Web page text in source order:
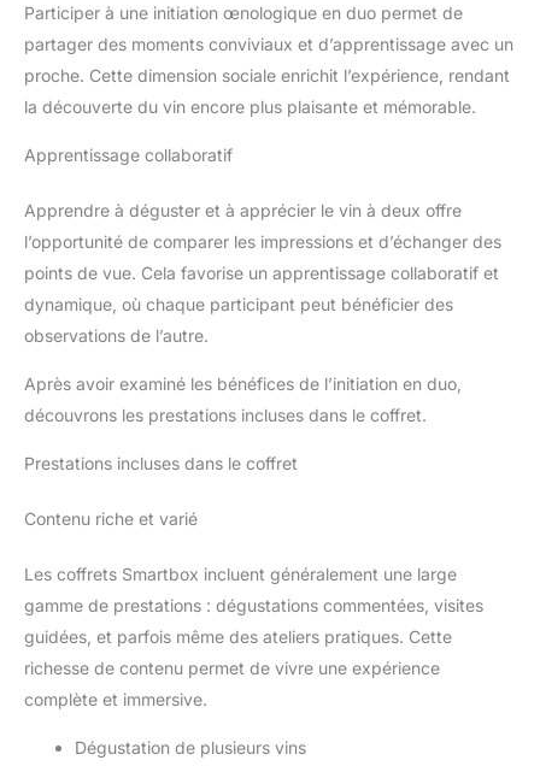
Participer à une initiation œnologique en duo permet de
partager des moments conviviaux et d’apprentissage avec un
proche. Cette dimension sociale enrichit l’expérience, rendant
la découverte du vin encore plus plaisante et mémorable.
Apprentissage collaboratif
Apprendre à déguster et à apprécier le vin à deux offre
l’opportunité de comparer les impressions et d’échanger des
points de vue. Cela favorise un apprentissage collaboratif et
dynamique, où chaque participant peut bénéficier des
observations de l’autre.
Après avoir examiné les bénéfices de l’initiation en duo,
découvrons les prestations incluses dans le coffret.
Prestations incluses dans le coffret
Contenu riche et varié
Les coffrets Smartbox incluent généralement une large
gamme de prestations : dégustations commentées, visites
guidées, et parfois même des ateliers pratiques. Cette
richesse de contenu permet de vivre une expérience
complète et immersive.
Dégustation de plusieurs vins